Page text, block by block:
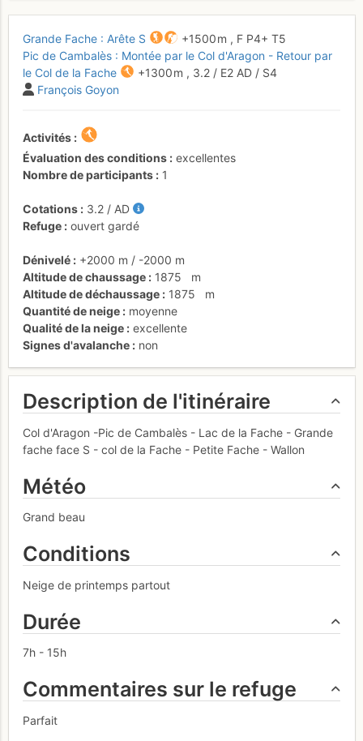
Grande Fache : Arête S +1500 m , F P4+ T5
Pic de Cambalès : Montée par le Col d'Aragon - Retour par
le Col de la Fache
+1300 m , 3.2 / E2 AD / S4
François Goyon
Activités
Évaluation des conditions
excellentes
Nombre de participants
1
Cotations 3.2 / AD
Refuge
ouvert gardé
Dénivelé +2000 m / -2000 m
Altitude de chaussage
1875
m
Altitude de déchaussage
1875
m
Quantité de neige
moyenne
Qualité de la neige
excellente
Signes d'avalanche
non
Description de l'itinéraire
Col d'Aragon -Pic de Cambalès - Lac de la Fache - Grande
fache face S - col de la Fache - Petite Fache - Wallon
Météo
Grand beau
Conditions
Neige de printemps partout
Durée
7h - 15h
Commentaires sur le refuge
Parfait